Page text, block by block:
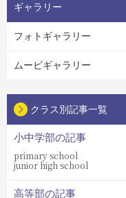
ギャラリー
フォトギャラリー
ムービギャラリー
クラス別記事一覧
小中学部の記事
primary school
junior high school
高等部の記事